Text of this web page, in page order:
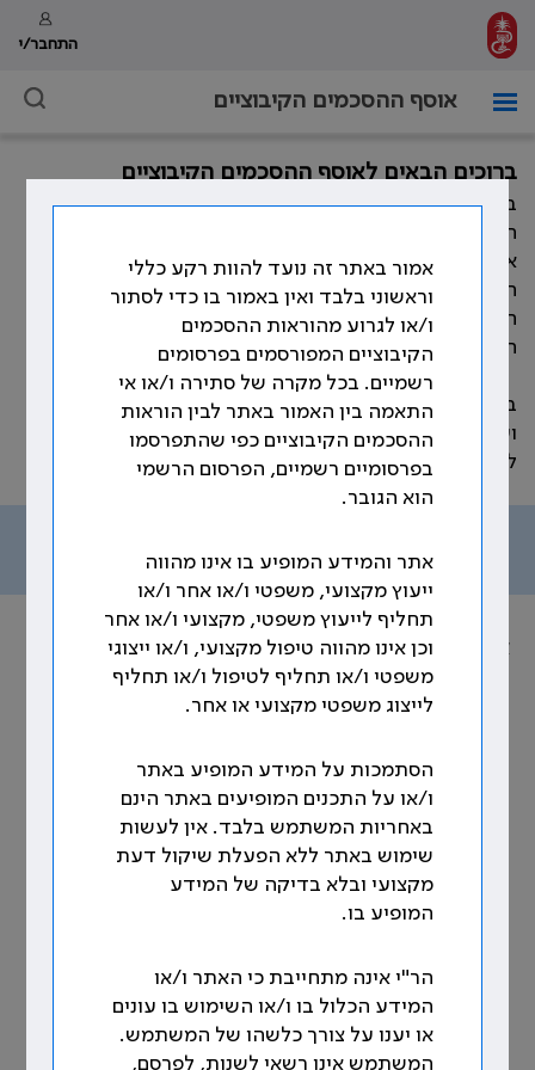
התחבר/י
אוסף ההסכמים הקיבוציים
ברוכים הבאים לאוסף ההסכמים הקיבוציים
במהלך השנים חתמה ההסתדרות הרפואית בישראל, מול
המעסיקים השונים, על הסכמים קיבוציים רבים המסדירים
את תנאי העבודה וזכויות הרופאים. כמו כן, התווספו במהלך
השנים פסקי בוררות, נספחים להסכמים קיבוציים, נהלים,
חוזרים ומכתבים אשר קובעים את תנאי העבודה וזכויות
הרופאים.
באתר זה ריכזנו את עיקר ההוראות ההסכמיות, שהוסדרו
ועוגנו בהסכמים הקיבוצים שנחתמו לאורך השנים, בהתאם
לנושאים שמפורטים בתפריט האתר.
אוסף הסכמים הקיבוציים
נושא: תפקוד, קידום ומינויים
מיטות כלליות ומעלה. [1]
64.1 חטיבה היא צבר של מחלקות, מכונים, שירותים
ויחידות הנמצאים כולם באותו בית חולים והנם בעלי
באותו בית חולים. [2] [3]
64.2 כמנהל חטיבה ייבחר מנהל מחלקה/יחידה או סגן
מנהל מחלקה בכיר/ או סגן מנהל מחלקה שהינו בעל
אמור באתר זה נועד להוות רקע כללי
וראשוני בלבד ואין באמור בו כדי לסתור
ו/או לגרוע מהוראות ההסכמים
הקיבוציים המפורסמים בפרסומים
רשמיים. בכל מקרה של סתירה ו/או אי
התאמה בין האמור באתר לבין הוראות
ההסכמים הקיבוציים כפי שהתפרסמו
בפרסומיים רשמיים, הפרסום הרשמי
הוא הגובר.
אתר והמידע המופיע בו אינו מהווה
ייעוץ מקצועי, משפטי ו/או אחר ו/או
תחליף לייעוץ משפטי, מקצועי ו/או אחר
וכן אינו מהווה טיפול מקצועי, ו/או ייצוגי
משפטי ו/או תחליף לטיפול ו/או תחליף
לייצוג משפטי מקצועי או אחר.
הסתמכות על המידע המופיע באתר
ו/או על התכנים המופיעים באתר הינם
באחריות המשתמש בלבד. אין לעשות
שימוש באתר ללא הפעלת שיקול דעת
מקצועי ובלא בדיקה של המידע
המופיע בו.
הר"י אינה מתחייבת כי האתר ו/או
המידע הכלול בו ו/או השימוש בו עונים
או יענו על צורך כלשהו של המשתמש.
המשתמש אינו רשאי לשנות, לפרסם,